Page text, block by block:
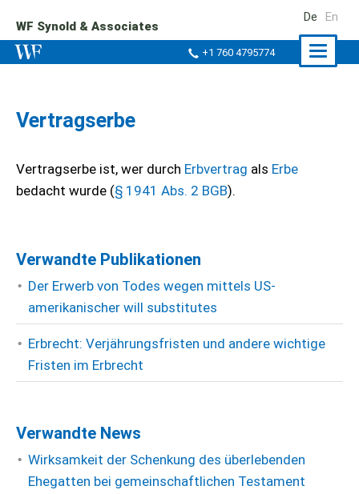
WF Synold & Associates
+1 760 4795774
De En
Vertragserbe
Vertragserbe ist, wer durch Erbvertrag als Erbe
bedacht wurde (§ 1941 Abs. 2 BGB).
Verwandte Publikationen
Der Erwerb von Todes wegen mittels US-
amerikanischer will substitutes
Erbrecht: Verjährungsfristen und andere wichtige
Fristen im Erbrecht
Verwandte News
Wirksamkeit der Schenkung des überlebenden
Ehegatten bei gemeinschaftlichen Testament